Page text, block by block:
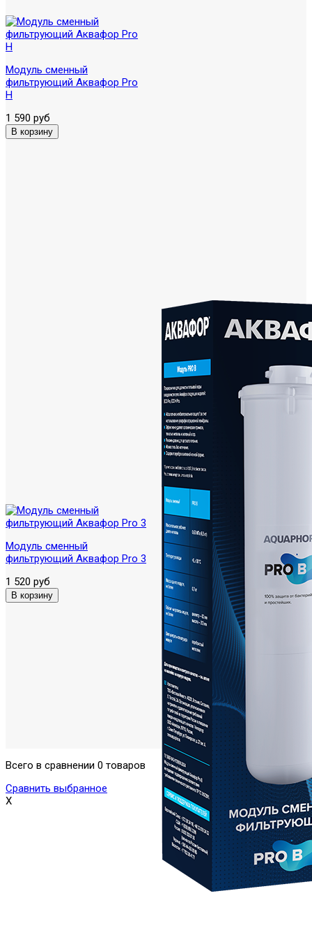
Модуль сменный
фильтрующий Аквафор Pro
H
1 590 руб
Модуль сменный
фильтрующий Аквафор Pro 3
1 520 руб
Всего в сравнении 0 товаров
Сравнить выбранное
X